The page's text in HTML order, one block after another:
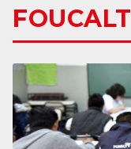
FOUCALT